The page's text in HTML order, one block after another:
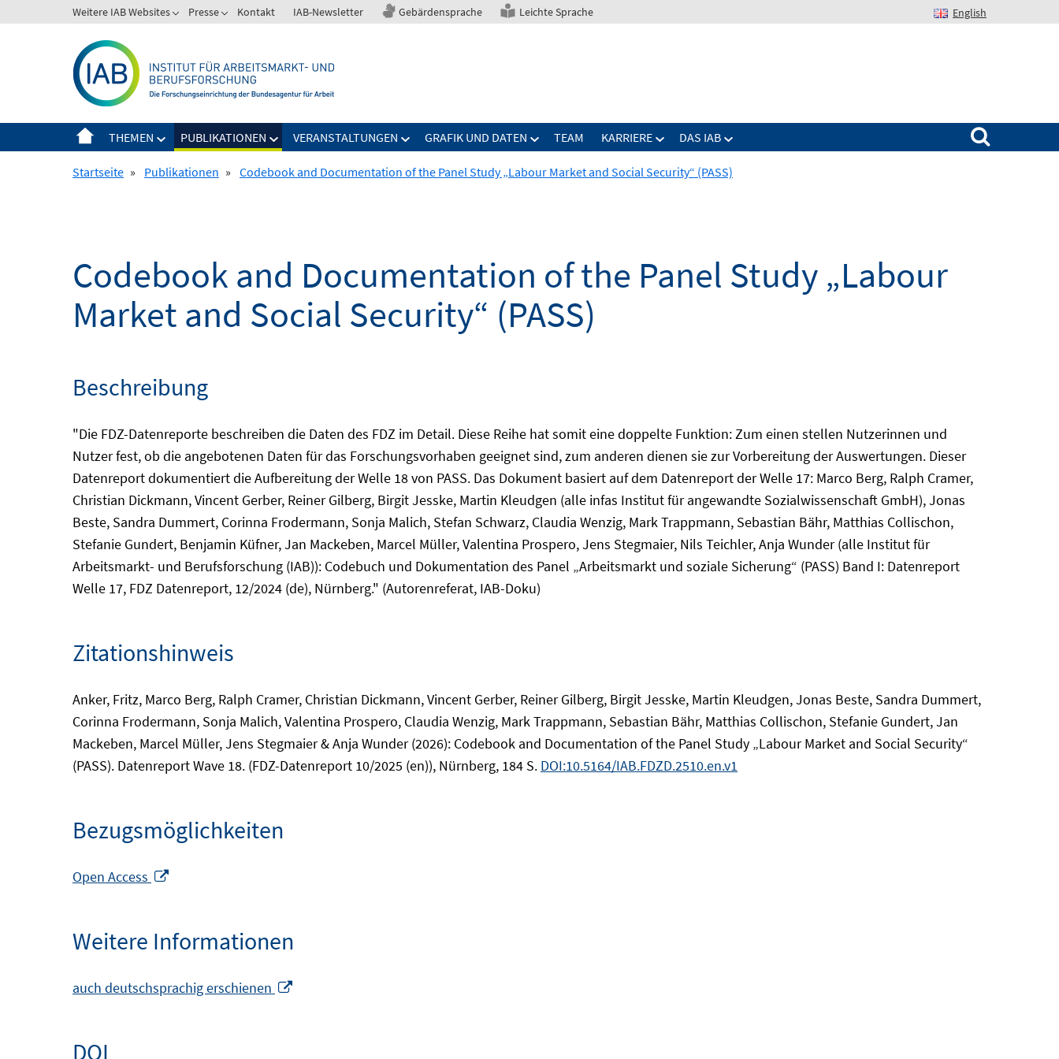
zum
Weitere IAB Websites Presse Kontakt IAB-Newsletter Gebärdensprache Leichte Sprache English
THEMEN PUBLIKATIONEN VERANSTALTUNGEN GRAFIK UND DATEN TEAM KARRIERE DAS IAB
Suchen nach:
Startseite » Publikationen » Codebook and Documentation of the Panel Study „Labour Market and Social Security“ (PASS)
Codebook and Documentation of the Panel Study „Labour
Market and Social Security“ (PASS)
Beschreibung
"Die FDZ-Datenreporte beschreiben die Daten des FDZ im Detail. Diese Reihe hat somit eine doppelte Funktion: Zum einen stellen Nutzerinnen und
Nutzer fest, ob die angebotenen Daten für das Forschungsvorhaben geeignet sind, zum anderen dienen sie zur Vorbereitung der Auswertungen. Dieser
Datenreport dokumentiert die Aufbereitung der Welle 18 von PASS. Das Dokument basiert auf dem Datenreport der Welle 17: Marco Berg, Ralph Cramer,
Christian Dickmann, Vincent Gerber, Reiner Gilberg, Birgit Jesske, Martin Kleudgen (alle infas Institut für angewandte Sozialwissenschaft GmbH), Jonas
Beste, Sandra Dummert, Corinna Frodermann, Sonja Malich, Stefan Schwarz, Claudia Wenzig, Mark Trappmann, Sebastian Bähr, Matthias Collischon,
Stefanie Gundert, Benjamin Küfner, Jan Mackeben, Marcel Müller, Valentina Prospero, Jens Stegmaier, Nils Teichler, Anja Wunder (alle Institut für
Arbeitsmarkt- und Berufsforschung (IAB)): Codebuch und Dokumentation des Panel „Arbeitsmarkt und soziale Sicherung“ (PASS) Band I: Datenreport
Welle 17, FDZ Datenreport, 12/2024 (de), Nürnberg." (Autorenreferat, IAB-Doku)
Zitationshinweis
Anker, Fritz, Marco Berg, Ralph Cramer, Christian Dickmann, Vincent Gerber, Reiner Gilberg, Birgit Jesske, Martin Kleudgen, Jonas Beste, Sandra Dummert,
Corinna Frodermann, Sonja Malich, Valentina Prospero, Claudia Wenzig, Mark Trappmann, Sebastian Bähr, Matthias Collischon, Stefanie Gundert, Jan
Mackeben, Marcel Müller, Jens Stegmaier & Anja Wunder (2026): Codebook and Documentation of the Panel Study „Labour Market and Social Security“
(PASS). Datenreport Wave 18. (FDZ-Datenreport 10/2025 (en)), Nürnberg, 184 S. DOI:10.5164/IAB.FDZD.2510.en.v1
Bezugsmöglichkeiten
Open Access
öffnen
Weitere Informationen
auch deutschsprachig erschienen
DOI